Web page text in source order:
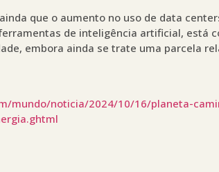
que o aumento no uso de data
de inteligência artificial, está
embora ainda se trate uma parcela
mundo/noticia/2024/10/16/planeta-